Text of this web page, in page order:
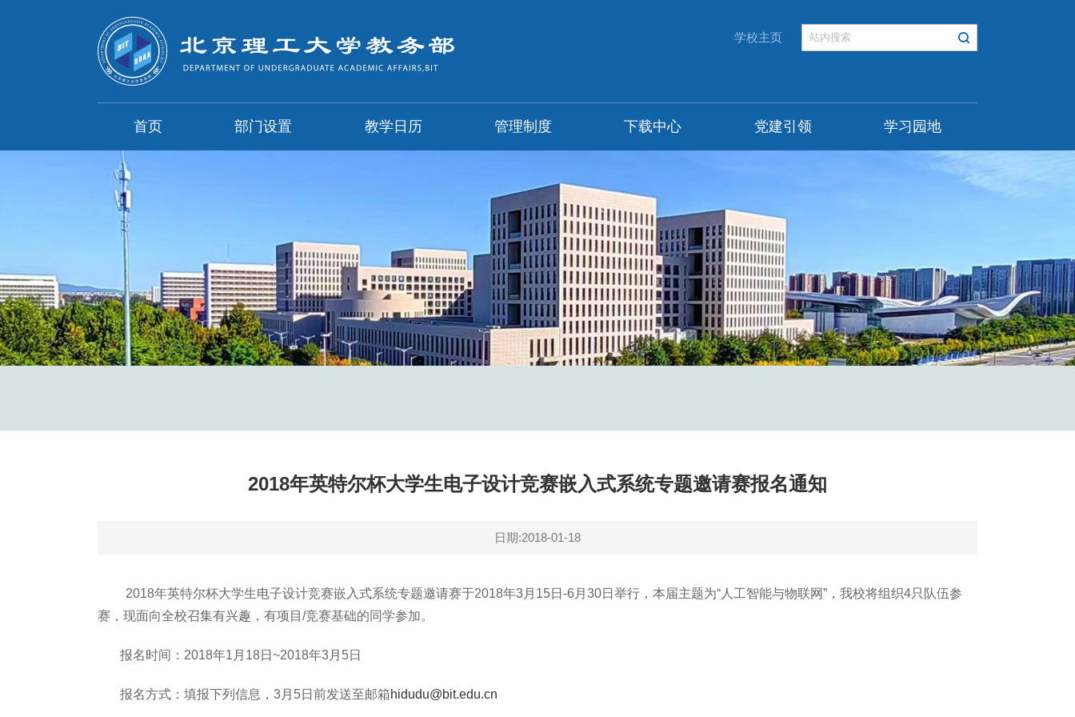
学校主页
首页 部门设置 教学日历 管理制度 下载中心 党建引领 学习园地
2018年英特尔杯大学生电子设计竞赛嵌入式系统专题邀请赛报名通知
日期:2018-01-18
2018年英特尔杯大学生电子设计竞赛嵌入式系统专题邀请赛于2018年3月15日-6月30日举行，本届主题为“人工智能与物联网”，我校将组织4只队伍参
赛，现面向全校召集有兴趣，有项目/竞赛基础的同学参加。
报名时间：2018年1月18日~2018年3月5日
报名方式：填报下列信息，3月5日前发送至邮箱hidudu@bit.edu.cn